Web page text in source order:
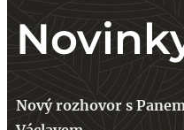
Nový rozhovor s